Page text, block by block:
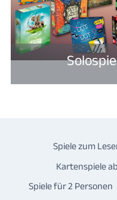
Spiele zum
Kartenspiele
Spiele für 2 Personen